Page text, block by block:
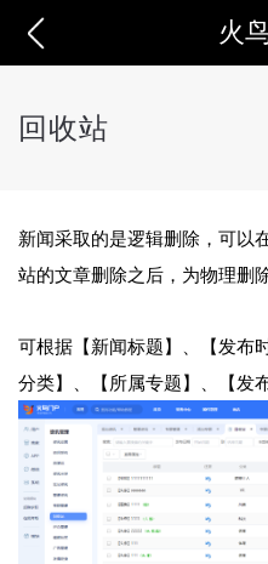
火
回收站
新闻采取的是逻辑删除，可以
站的文章删除之后，为物理删
可根据【新闻标题】、【发布
分类】、【所属专题】、【发